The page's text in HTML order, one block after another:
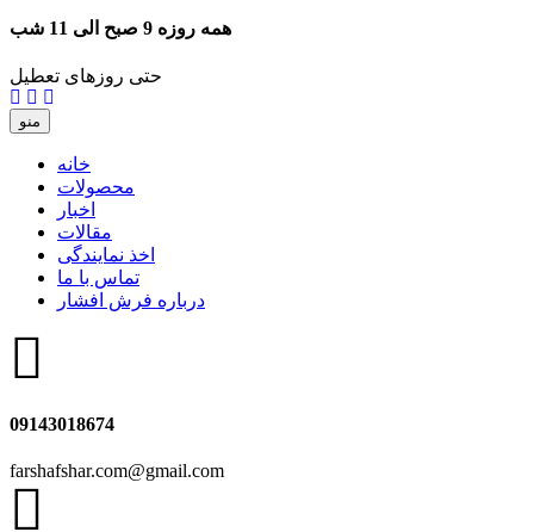
همه روزه 9 صبح الی 11 شب
حتی روزهای تعطیل
منو
خانه
محصولات
اخبار
مقالات
اخذ نمایندگی
تماس با ما
درباره فرش افشار
09143018674
farshafshar.com@gmail.com